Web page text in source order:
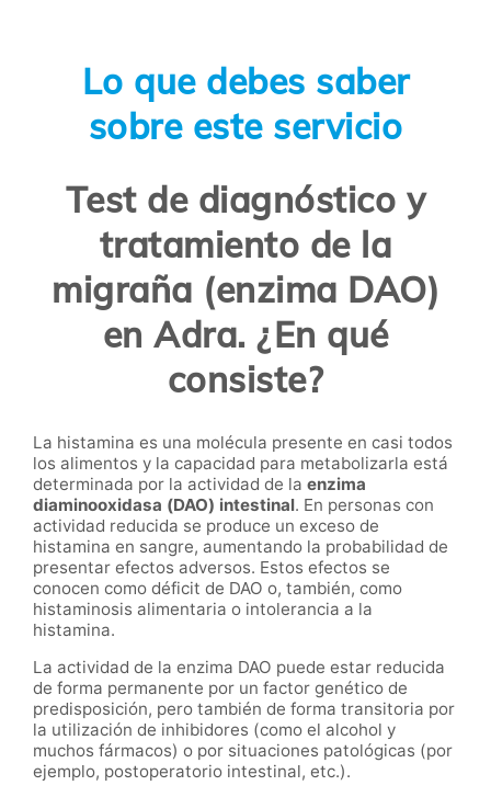
Lo que debes saber
sobre este servicio
Test de diagnóstico y
tratamiento de la
migraña (enzima DAO)
en Adra. ¿En qué
consiste?
La histamina es una molécula presente en casi todos
los alimentos y la capacidad para metabolizarla está
determinada por la actividad de la enzima
diaminooxidasa (DAO) intestinal. En personas con
actividad reducida se produce un exceso de
histamina en sangre, aumentando la probabilidad de
presentar efectos adversos. Estos efectos se
conocen como déficit de DAO o, también, como
histaminosis alimentaria o intolerancia a la
histamina.
La actividad de la enzima DAO puede estar reducida
de forma permanente por un factor genético de
predisposición, pero también de forma transitoria por
la utilización de inhibidores (como el alcohol y
muchos fármacos) o por situaciones patológicas (por
ejemplo, postoperatorio intestinal, etc.).